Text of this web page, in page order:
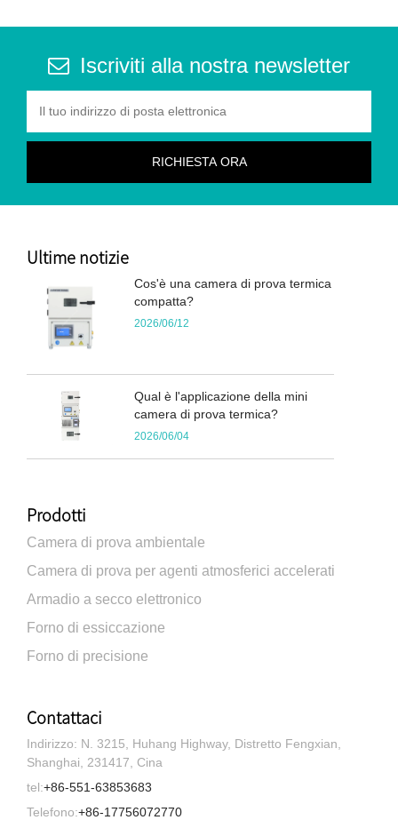
Iscriviti alla nostra newsletter
Ultime notizie
Cos'è una camera di prova termica
compatta?
2026/06/12
Qual è l'applicazione della mini
camera di prova termica?
2026/06/04
Prodotti
Camera di prova ambientale
Camera di prova per agenti atmosferici accelerati
Armadio a secco elettronico
Forno di essiccazione
Forno di precisione
Contattaci
Indirizzo: N. 3215, Huhang Highway, Distretto Fengxian,
Shanghai, 231417, Cina
tel:+86-551-63853683
Telefono:+86-17756072770